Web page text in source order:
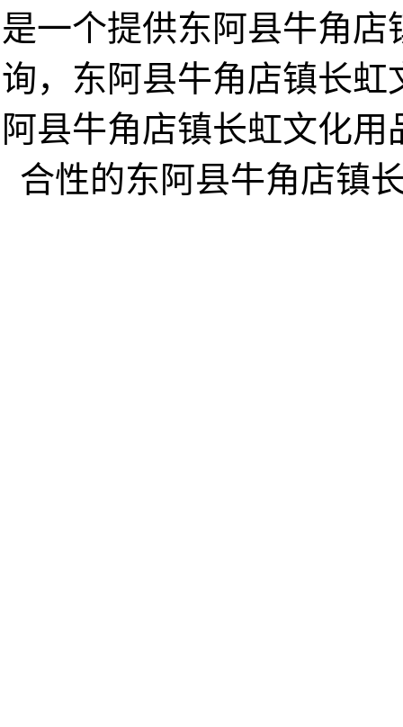
是一个提供东阿县牛角
询，东阿县牛角店镇长
阿县牛角店镇长虹文化
合性的东阿县牛角店镇